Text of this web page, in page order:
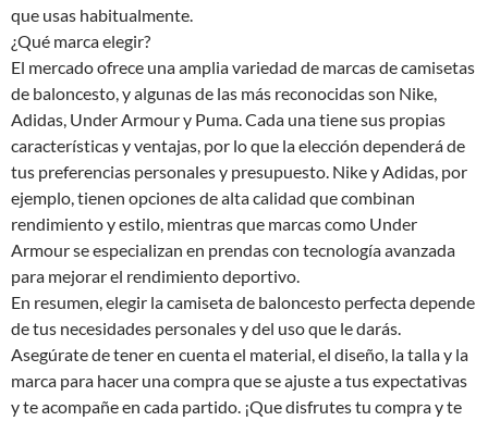
que usas habitualmente.
¿Qué marca elegir?
El mercado ofrece una amplia variedad de marcas de camisetas
de baloncesto, y algunas de las más reconocidas son Nike,
Adidas, Under Armour y Puma. Cada una tiene sus propias
características y ventajas, por lo que la elección dependerá de
tus preferencias personales y presupuesto. Nike y Adidas, por
ejemplo, tienen opciones de alta calidad que combinan
rendimiento y estilo, mientras que marcas como Under
Armour se especializan en prendas con tecnología avanzada
para mejorar el rendimiento deportivo.
En resumen, elegir la camiseta de baloncesto perfecta depende
de tus necesidades personales y del uso que le darás.
Asegúrate de tener en cuenta el material, el diseño, la talla y la
marca para hacer una compra que se ajuste a tus expectativas
y te acompañe en cada partido. ¡Que disfrutes tu compra y te